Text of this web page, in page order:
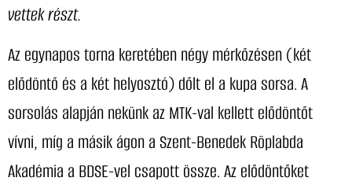
vettek részt.
Az egynapos torna keretében négy mérkőzésen (két
elődöntő és a két helyosztó) dőlt el a kupa sorsa. A
sorsolás alapján nekünk az MTK-val kellett elődöntőt
vívni, míg a másik ágon a Szent-Benedek Röplabda
Akadémia a BDSE-vel csapott össze. Az elődöntőket